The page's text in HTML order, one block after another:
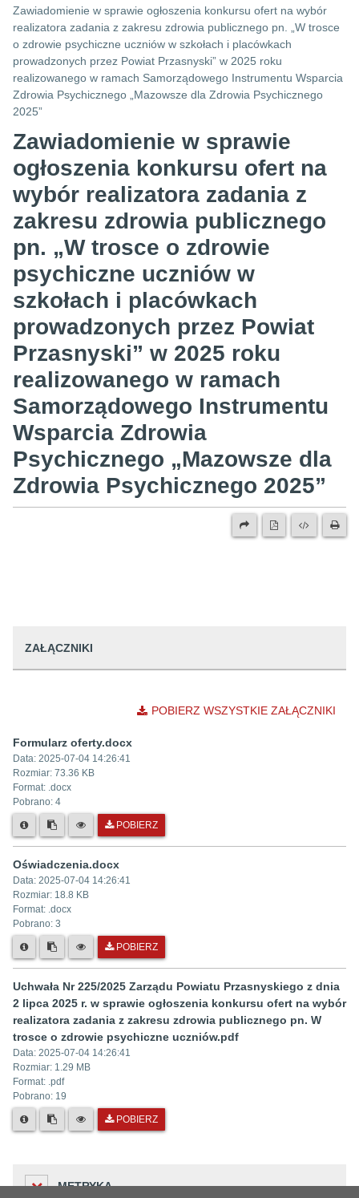
Zawiadomienie w sprawie ogłoszenia konkursu ofert na wybór
realizatora zadania z zakresu zdrowia publicznego pn. „W trosce
o zdrowie psychiczne uczniów w szkołach i placówkach
prowadzonych przez Powiat Przasnyski” w 2025 roku
realizowanego w ramach Samorządowego Instrumentu Wsparcia
Zdrowia Psychicznego „Mazowsze dla Zdrowia Psychicznego
2025”
Zawiadomienie w sprawie
ogłoszenia konkursu ofert na
wybór realizatora zadania z
zakresu zdrowia publicznego
pn. „W trosce o zdrowie
psychiczne uczniów w
szkołach i placówkach
prowadzonych przez Powiat
Przasnyski” w 2025 roku
realizowanego w ramach
Samorządowego Instrumentu
Wsparcia Zdrowia
Psychicznego „Mazowsze dla
Zdrowia Psychicznego 2025”
ZAŁĄCZNIKI
POBIERZ WSZYSTKIE ZAŁĄCZNIKI
Formularz oferty.docx
Data: 2025-07-04 14:26:41
Rozmiar: 73.36 KB
Format: .docx
Pobrano: 4
POBIERZ
Oświadczenia.docx
Data: 2025-07-04 14:26:41
Rozmiar: 18.8 KB
Format: .docx
Pobrano: 3
POBIERZ
Uchwała Nr 225/2025 Zarządu Powiatu Przasnyskiego z dnia
2 lipca 2025 r. w sprawie ogłoszenia konkursu ofert na wybór
realizatora zadania z zakresu zdrowia publicznego pn. W
trosce o zdrowie psychiczne uczniów.pdf
Data: 2025-07-04 14:26:41
Rozmiar: 1.29 MB
Format: .pdf
Pobrano: 19
POBIERZ
METRYKA